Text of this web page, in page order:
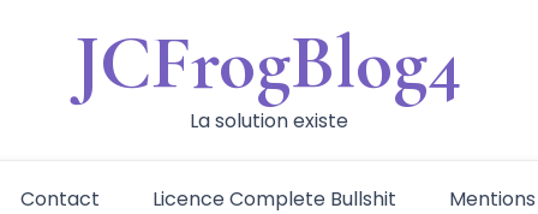
JCFrogBlog4
La solution existe
Contact Licence Complete Bullshit